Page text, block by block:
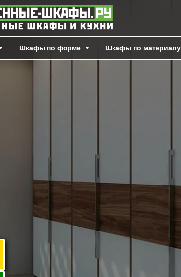
Шкафы по форме Шкафы по материалу